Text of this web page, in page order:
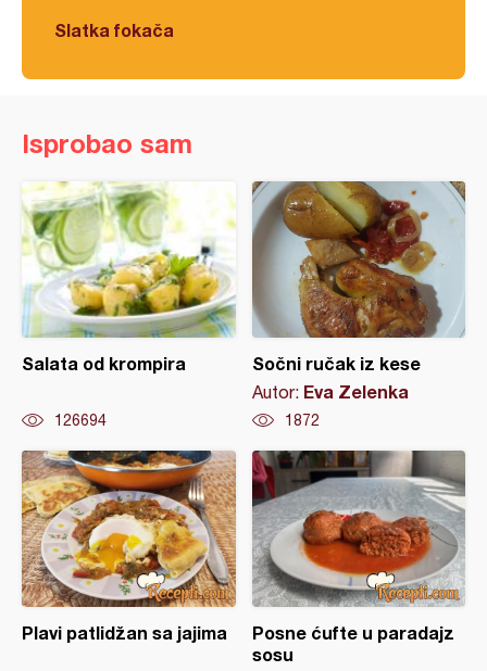
Slatka fokača
Isprobao sam
Salata od krompira
126694
Sočni ručak iz kese
Autor: Eva Zelenka
1872
Plavi patlidžan sa jajima
Posne ćufte u paradajz
sosu